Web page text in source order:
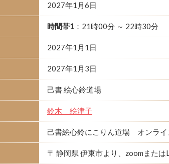
2027年1月6日
時間帯1 ：21時00分 ～ 22時30分
2027年1月1日
2027年1月3日
己書 絵心鈴道場
鈴木 絵津子
己書絵心鈴にこりん道場 オンライ
〒 静岡県 伊東市より、zoomまた